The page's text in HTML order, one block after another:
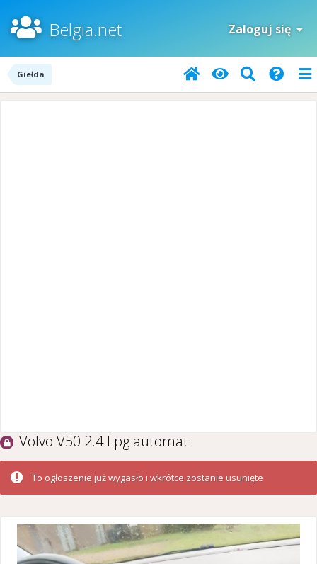
Belgia.net Zaloguj się
Giełda
Volvo V50 2.4 Lpg automat
To ogłoszenie już wygasło i wkrótce zostanie usunięte